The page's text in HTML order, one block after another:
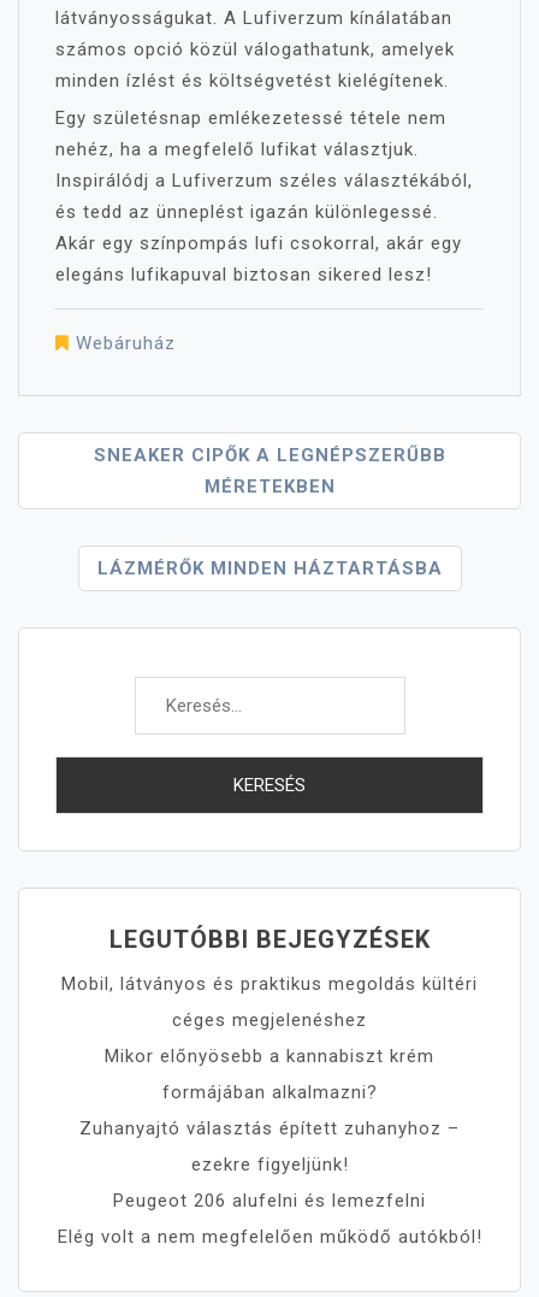
látványosságukat. A Lufiverzum kínálatában
számos opció közül válogathatunk, amelyek
minden ízlést és költségvetést kielégítenek.
Egy születésnap emlékezetessé tétele nem
nehéz, ha a megfelelő lufikat választjuk.
Inspirálódj a Lufiverzum széles választékából,
és tedd az ünneplést igazán különlegessé.
Akár egy színpompás lufi csokorral, akár egy
elegáns lufikapuval biztosan sikered lesz!
Webáruház
Bejegyzés
Navigáció
SNEAKER CIPŐK A LEGNÉPSZERŰBB
MÉRETEKBEN
LÁZMÉRŐK MINDEN HÁZTARTÁSBA
Keresés:
LEGUTÓBBI BEJEGYZÉSEK
Mobil, látványos és praktikus megoldás kültéri
céges megjelenéshez
Mikor előnyösebb a kannabiszt krém
formájában alkalmazni?
Zuhanyajtó választás épített zuhanyhoz –
ezekre figyeljünk!
Peugeot 206 alufelni és lemezfelni
Elég volt a nem megfelelően működő autókból!